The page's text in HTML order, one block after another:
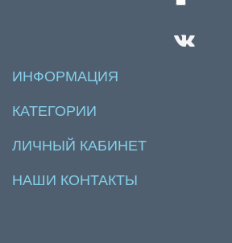
ИНФОРМАЦИЯ
КАТЕГОРИИ
ЛИЧНЫЙ КАБИНЕТ
НАШИ КОНТАКТЫ